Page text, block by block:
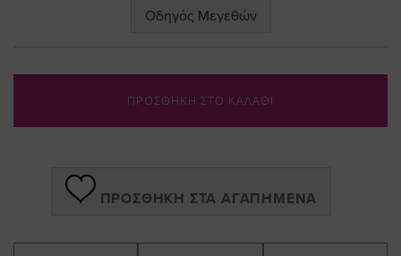
Οδηγός Μεγεθών
ΠΡΟΣΘΗΚΗ ΣΤΟ ΚΑΛΑΘΙ
ΠΡΟΣΘΉΚΗ ΣΤΑ ΑΓΑΠΗΜΈΝΑ